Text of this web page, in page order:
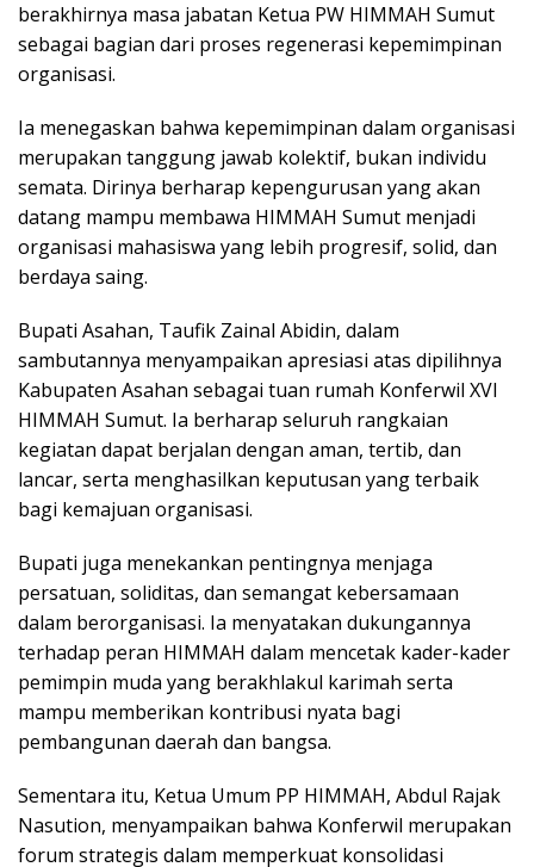
berakhirnya masa jabatan Ketua PW HIMMAH Sumut
sebagai bagian dari proses regenerasi kepemimpinan
organisasi.
Ia menegaskan bahwa kepemimpinan dalam organisasi
merupakan tanggung jawab kolektif, bukan individu
semata. Dirinya berharap kepengurusan yang akan
datang mampu membawa HIMMAH Sumut menjadi
organisasi mahasiswa yang lebih progresif, solid, dan
berdaya saing.
Bupati Asahan, Taufik Zainal Abidin, dalam
sambutannya menyampaikan apresiasi atas dipilihnya
Kabupaten Asahan sebagai tuan rumah Konferwil XVI
HIMMAH Sumut. Ia berharap seluruh rangkaian
kegiatan dapat berjalan dengan aman, tertib, dan
lancar, serta menghasilkan keputusan yang terbaik
bagi kemajuan organisasi.
Bupati juga menekankan pentingnya menjaga
persatuan, soliditas, dan semangat kebersamaan
dalam berorganisasi. Ia menyatakan dukungannya
terhadap peran HIMMAH dalam mencetak kader-kader
pemimpin muda yang berakhlakul karimah serta
mampu memberikan kontribusi nyata bagi
pembangunan daerah dan bangsa.
Sementara itu, Ketua Umum PP HIMMAH, Abdul Rajak
Nasution, menyampaikan bahwa Konferwil merupakan
forum strategis dalam memperkuat konsolidasi